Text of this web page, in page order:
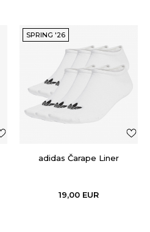
SPRING '26
adidas Čarape Liner
19,00 EUR